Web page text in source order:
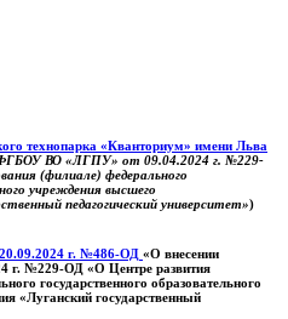
технопарка «Кванториум» имени Льва
ВО «ЛГПУ» от 09.04.2024 г. №229-
(филиале) федерального
учреждения высшего
педагогический университет»)
г. №486-ОД «О внесении
г. №229-ОД «О Центре развития
государственного образовательного
«Луганский государственный